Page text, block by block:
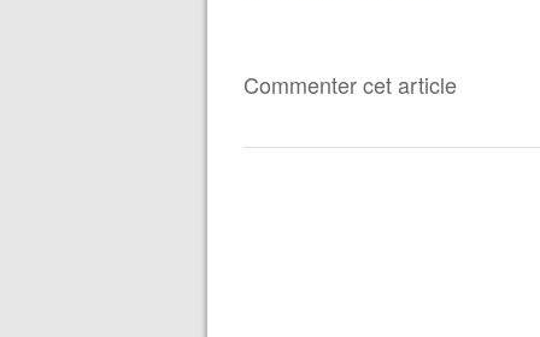
Commenter cet article